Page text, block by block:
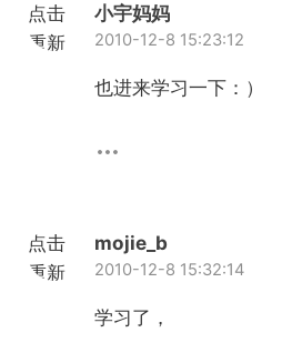
点击
重新
小宇妈妈
2010-12-8 15:23:12
也进来学习一下：）
点击
重新
mojie_b
2010-12-8 15:32:14
学习了，